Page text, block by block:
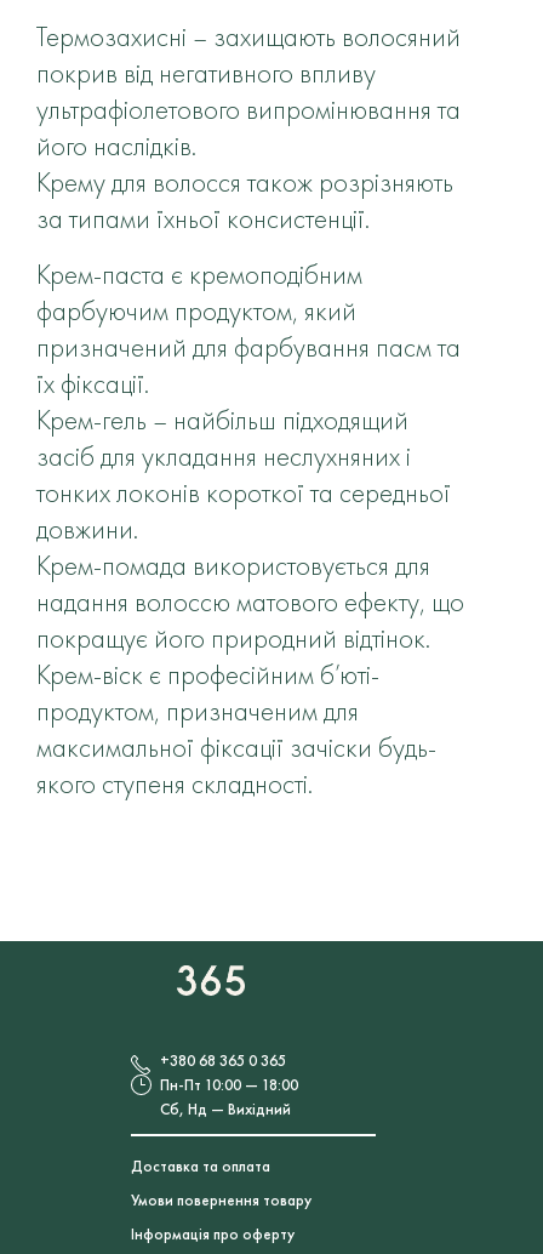
Термозахисні – захищають волосяний
покрив від негативного впливу
ультрафіолетового випромінювання та
його наслідків.
Крему для волосся також розрізняють
за типами їхньої консистенції.
Крем-паста є кремоподібним
фарбуючим продуктом, який
призначений для фарбування пасм та
їх фіксації.
Крем-гель – найбільш підходящий
засіб для укладання неслухняних і
тонких локонів короткої та середньої
довжини.
Крем-помада використовується для
надання волоссю матового ефекту, що
покращує його природний відтінок.
Крем-віск є професійним б’юті-
продуктом, призначеним для
максимальної фіксації зачіски будь-
якого ступеня складності.
+380 68 365 0 365
Пн-Пт 10:00 — 18:00
Сб, Нд — Вихідний
Доставка та оплата
Умови повернення товару
Інформація про оферту